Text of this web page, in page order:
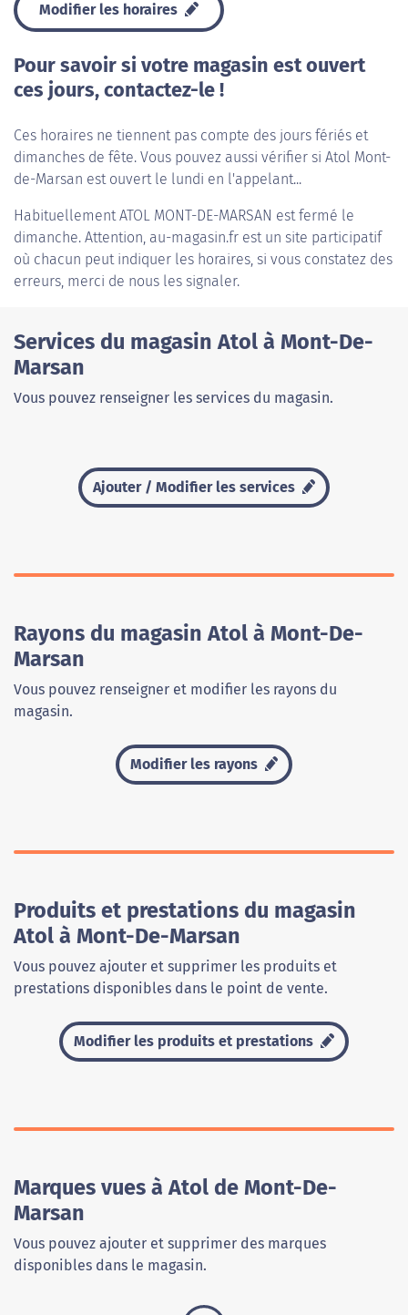
Modifier les horaires
Pour savoir si votre magasin est ouvert
ces jours, contactez-le !
Ces horaires ne tiennent pas compte des jours fériés et
dimanches de fête. Vous pouvez aussi vérifier si Atol Mont-
de-Marsan est ouvert le lundi en l'appelant...
HabituellementATOL MONT-DE-MARSAN est fermé le
dimanche. Attention, au-magasin.fr est un site participatif
où chacun peut indiquer les horaires, si vous constatez des
erreurs, merci de nous les signaler.
Services du magasin Atol à Mont-De-
Marsan
Vous pouvez renseigner les services du magasin.
Ajouter / Modifier les services
Rayons du magasin Atol à Mont-De-
Marsan
Vous pouvez renseigner et modifier les rayons du
magasin.
Modifier les rayons
Produits et prestations du magasin
Atol à Mont-De-Marsan
Vous pouvez ajouter et supprimer les produits et
prestations disponibles dans le point de vente.
Modifier les produits et prestations
Marques vues à Atol de Mont-De-
Marsan
Vous pouvez ajouter et supprimer des marques
disponibles dans le magasin.